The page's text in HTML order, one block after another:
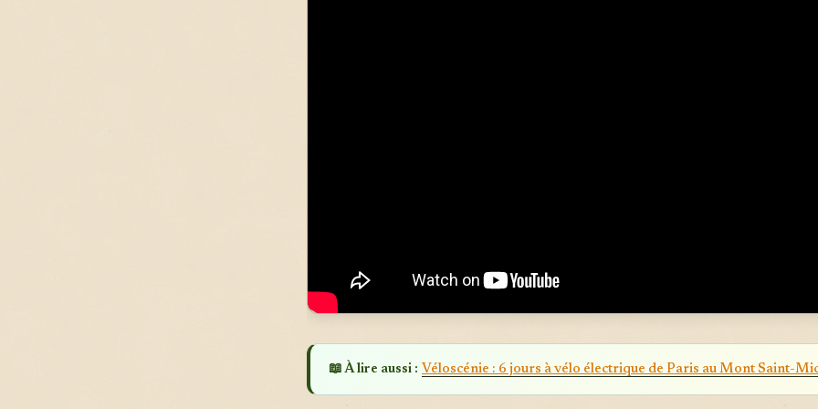
📖 À lire aussi : Véloscénie : 6 jours à vélo électrique de Paris au Mont Saint-